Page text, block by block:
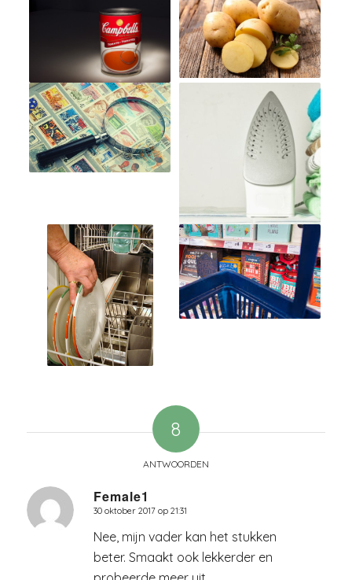
8
ANTWOORDEN
Female1
zegt:
30 oktober 2017 op 21:31
Nee, mijn vader kan het stukken
beter. Smaakt ook lekkerder en